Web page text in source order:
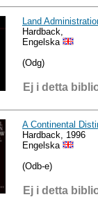
Land
Hardback,
Engelska
(Odg)
Ej i detta
A Continental
Hardback, 1996
Engelska
(Odb-e)
Ej i detta